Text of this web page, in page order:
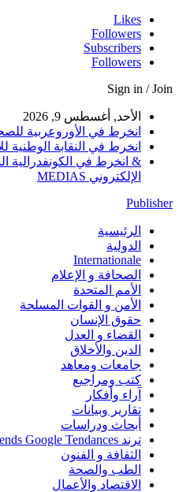
Likes
Followers
Subscribers
Followers
Sign in / Join
الأحد, أغسطس 9, 2026
انخرط في الأوروعربية
انخرط في النقابة الوطنية
& انخرط في الكونفدرالية
الإلكتروني MEDIAS
Publisher
الرئيسية
الدولية
Internationale
الصحافة و الإعلام
الأمم المتحدة
الأمن و القوات المسلحة
حقوق الإنسان
القضاء و العدل
الدين والأخلاق
جامعات ومعاهد
كتب ومراجيع
آراء وأفكار
تقارير وبيانات
أبحاث ودراسات
ترند Trends Google Tendances
الثقافة و الفنون
الطب والصحة
الاقتصاد والأعمال